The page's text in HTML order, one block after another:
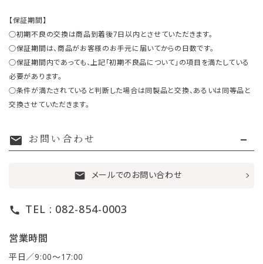
【保証期間】
○初期不良の交換は商品到着後7日以内とさせていただきます。
○保証期間は、商品がお客様のお手元に届いてからの日数です。
○保証期間内であっても、上記「初期不良品について」の項目を満たしている
必要があります。
○条件が満たされていると判断した場合は同製品と交換、あるいは同等品と
交換させていただきます。
mail お問い合わせ
mail メールでのお問い合わせ
call TEL : 082-854-0003
営業時間
平日／9:00〜17:00